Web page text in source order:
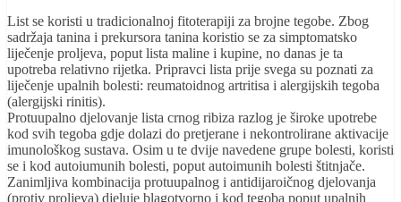
List se koristi u tradicionalnoj fitoterapiji za brojne tegobe. Zbog
sadržaja tanina i prekursora tanina koristio se za simptomatsko
liječenje proljeva, poput lista maline i kupine, no danas je ta
upotreba relativno rijetka. Pripravci lista prije svega su poznati za
liječenje upalnih bolesti: reumatoidnog artritisa i alergijskih tegoba
(alergijski rinitis).
Protuupalno djelovanje lista crnog ribiza razlog je široke upotrebe
kod svih tegoba gdje dolazi do pretjerane i nekontrolirane aktivacije
imunološkog sustava. Osim u te dvije navedene grupe bolesti, koristi
se i kod autoiumunih bolesti, poput autoimunih bolesti štitnjače.
Zanimljiva kombinacija protuupalnog i antidijaroičnog djelovanja
(protiv proljeva) djeluje blagotvorno i kod tegoba poput upalnih